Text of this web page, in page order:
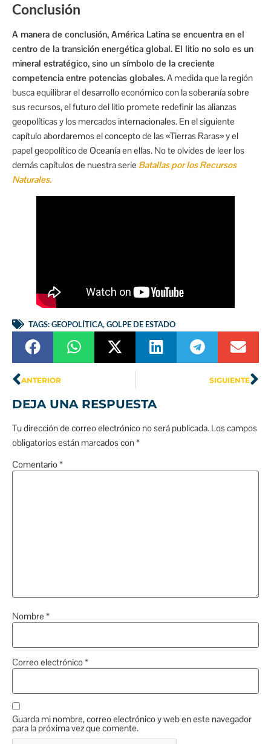
Conclusión
A manera de conclusión, América Latina se encuentra en el
centro de la transición energética global. El litio no solo es un
mineral estratégico, sino un símbolo de la creciente
competencia entre potencias globales.A medida que la región
busca equilibrar el desarrollo económico con la soberanía sobre
sus recursos, el futuro del litio promete redefinir las alianzas
geopolíticas y los mercados internacionales. En el siguiente
capítulo abordaremos el concepto de las «Tierras Raras» y el
papel geopolítico de Oceanía en ellas. No te olvides de leer los
demás capítulos de nuestra serie Batallas por los Recursos
Naturales.
TAGS:GEOPOLÍTICA,GOLPE DE ESTADO
ANTERIOR SIGUIENTE
DEJA UNA RESPUESTA
Tu dirección de correo electrónico no será publicada. Los campos
obligatorios están marcados con*
Comentario*
Nombre *
Correo electrónico*
Guarda mi nombre, correo electrónico y web en este navegador
para la próxima vez que comente.